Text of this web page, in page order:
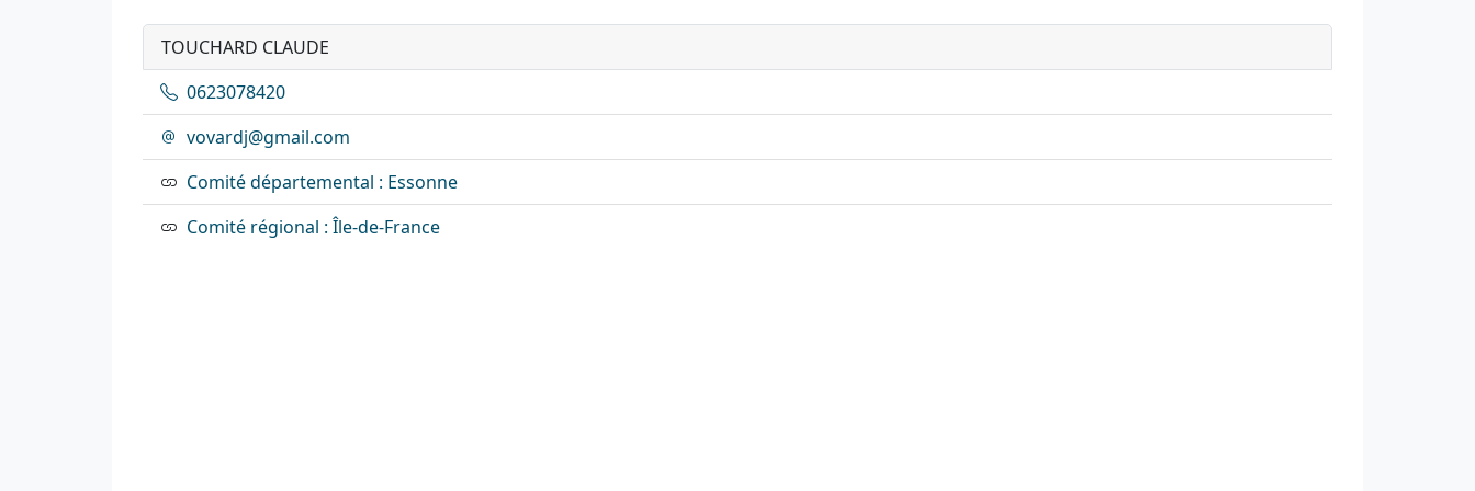
TOUCHARD CLAUDE
0623078420
vovardj@gmail.com
Comité départemental : Essonne
Comité régional : Île-de-France